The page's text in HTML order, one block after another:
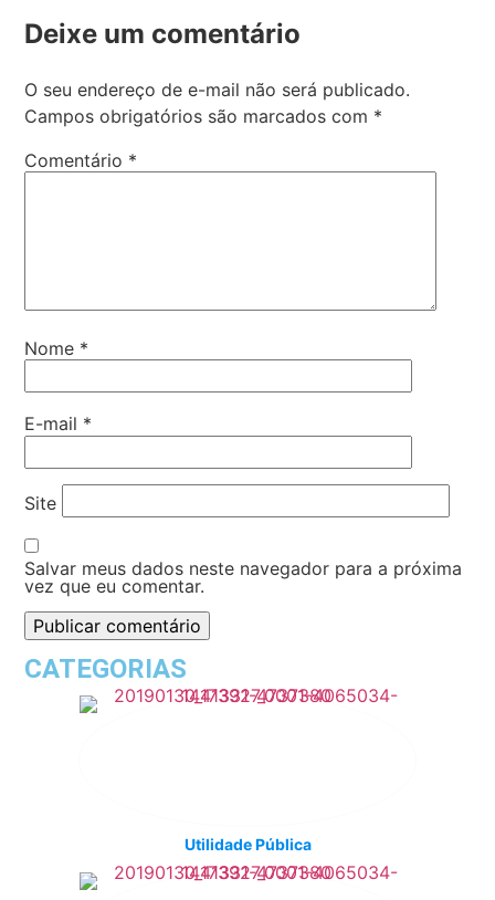
Deixe um comentário
O seu endereço de e-mail não será publicado.
Campos obrigatórios são marcados com *
Comentário *
Nome *
E-mail *
Site
Salvar meus dados neste navegador para a próxima
vez que eu comentar.
CATEGORIAS
Utilidade Pública